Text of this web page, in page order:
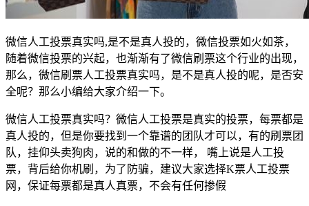
微信人工投票真实吗,是不是真人投的，微信投票如火如茶，
随着微信投票的兴起，也渐渐有了微信刷票这个行业的出现，
那么，微信刷票人工投票真实吗，是不是真人投的呢，是否安
全呢？那么小编给大家介绍一下。
微信人工投票真实吗？微信人工投票是真实的投票，每票都是
真人投的，但是你要找到一个靠谱的团队才可以，有的刷票团
队，挂仰头卖狗肉，说的和做的不一样， 嘴上说是人工投
票，背后给你机刷，为了防骗，建议大家选择K票人工投票
网，保证每票都是真人真票，不会有任何掺假